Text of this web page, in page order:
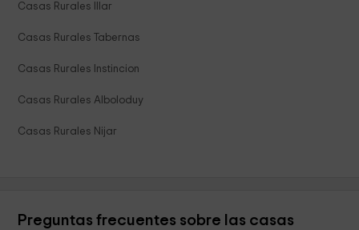
Casas Rurales Illar
Casas Rurales Tabernas
Casas Rurales Instincion
Casas Rurales Alboloduy
Casas Rurales Nijar
Preguntas frecuentes sobre las casas